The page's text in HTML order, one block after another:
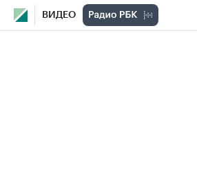
ВИДЕО